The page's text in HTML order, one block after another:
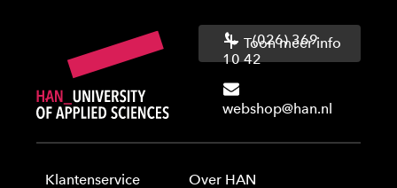
(026) 369
10 42
webshop@han.nl
Toon meer info
Klantenservice Over HAN